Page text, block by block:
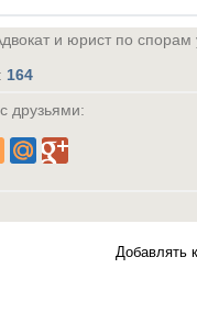
и юрист по
: 164
друзьями:
Добавлять